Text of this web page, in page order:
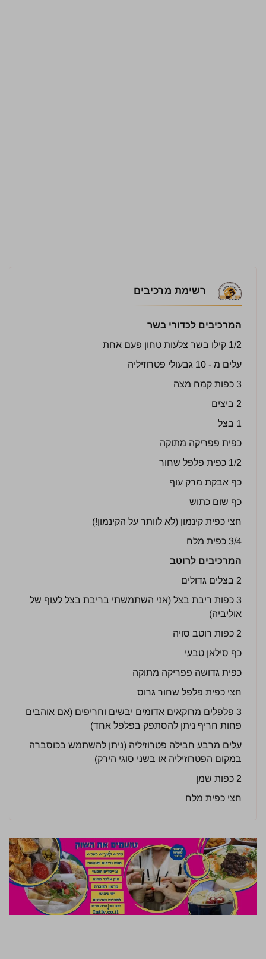
רשימת מרכיבים
המרכיבים לכדורי בשר
1/2 קילו בשר צלעות טחון פעם אחת
עלים מ - 10 גבעולי פטרוזיליה
3 כפות קמח מצה
2 ביצים
1 בצל
כפית פפריקה מתוקה
1/2 כפית פלפל שחור
כף אבקת מרק עוף
כף שום כתוש
חצי כפית קינמון (לא לוותר על הקינמון!)
3/4 כפית מלח
המרכיבים לרוטב
2 בצלים גדולים
3 כפות ריבת בצל (אני השתמשתי בריבת בצל לעוף של
אוליביה)
2 כפות רוטב סויה
כף סילאן טבעי
כפית גדושה פפריקה מתוקה
חצי כפית פלפל שחור גרוס
3 פלפלים מרוקאים אדומים יבשים וחריפים (אם אוהבים
פחות חריף ניתן להסתפק בפלפל אחד)
עלים מרבע חבילה פטרוזיליה (ניתן להשתמש בכוסברה
במקום הפטרוזיליה או בשני סוגי הירק)
2 כפות שמן
חצי כפית מלח